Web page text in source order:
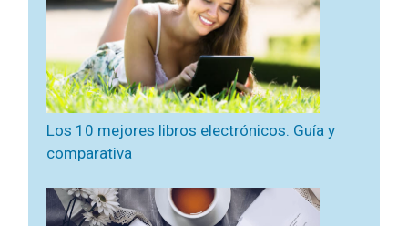
Los 10 mejores libros electrónicos. Guía y
comparativa